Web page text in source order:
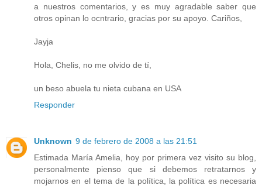
a nuestros comentarios, y es muy agradable saber que
otros opinan lo ocntrario, gracias por su apoyo. Cariños,
Jayja
Hola, Chelis, no me olvido de tí,
un beso abuela tu nieta cubana en USA
Responder
Unknown 9 de febrero de 2008 a las 21:51
Estimada María Amelia, hoy por primera vez visito su blog,
personalmente pienso que si debemos retratarnos y
mojarnos en el tema de la política, la política es necesaria